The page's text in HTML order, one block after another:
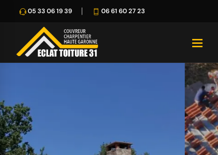
05 33 06 19 39 06 61 60 27 23